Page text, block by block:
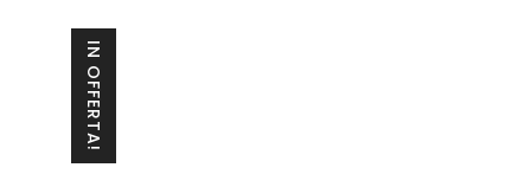
IN OFFERTA!